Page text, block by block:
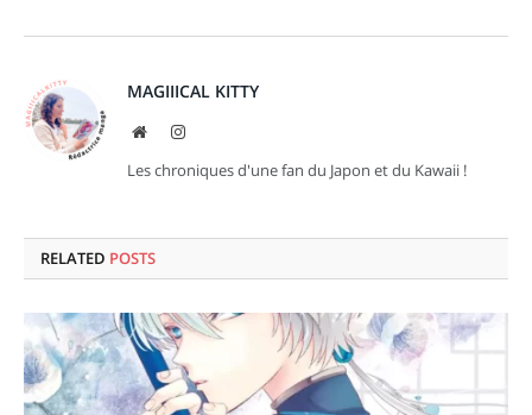
MAGIIICAL KITTY
WebsiteInstagram
Les chroniques d'une fan du Japon et du Kawaii !
RELATED POSTS